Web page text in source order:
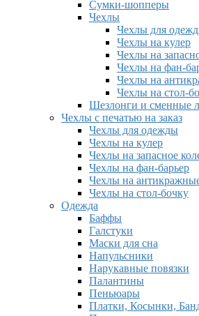
Сумки-шопперы
Чехлы
Чехлы для
Чехлы на кулер
Чехлы на
Чехлы на фан-
Чехлы на
Чехлы на стол-
Шезлонги и сменные
Чехлы с печатью на заказ
Чехлы для одежды
Чехлы на кулер
Чехлы на запасное
Чехлы на фан-барьер
Чехлы на
Чехлы на стол-бочку
Одежда
Баффы
Галстуки
Маски для сна
Напульсники
Нарукавные повязки
Палантины
Пеньюары
Платки, Косынки,